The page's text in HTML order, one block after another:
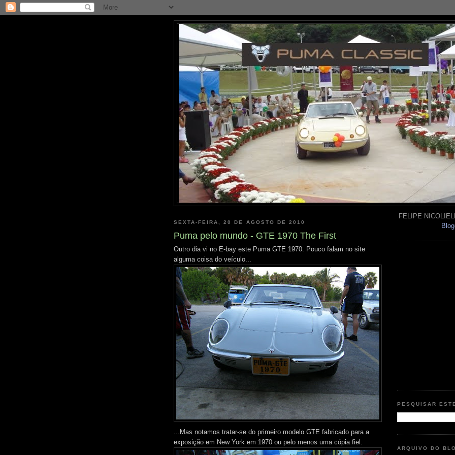
SEXTA-FEIRA, 20 DE AGOSTO DE 2010
Puma pelo mundo - GTE 1970 The First
Outro dia vi no E-bay este Puma GTE 1970. Pouco falam no site
alguma coisa do veículo...
...Mas notamos tratar-se do primeiro modelo GTE fabricado para a
exposição em New York em 1970 ou pelo menos uma cópia fiel.
FELIPE
PESQUISAR
ARQUIVO DO